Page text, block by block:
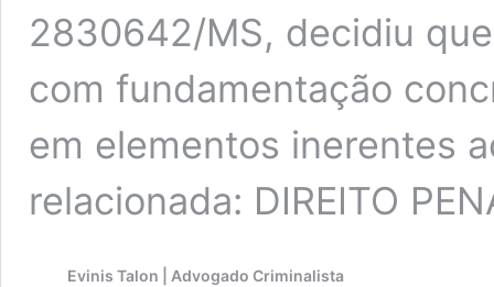
2830642/MS, decidiu
com fundamentação
em elementos inerentes
relacionada: DIREITO
Evinis Talon | Advogado Criminalista